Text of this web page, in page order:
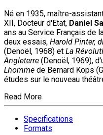
Né en 1935, maître-
XII, Docteur d'Etat, Daniel
ans au Service Français de
deux essais, Harold Pinter,
(Denoël, 1968) et La
Angleterre (Denoël, 1969),
Lhomme de Bernard Kops
études sur le nouveau
Read More
Specifications
Formats